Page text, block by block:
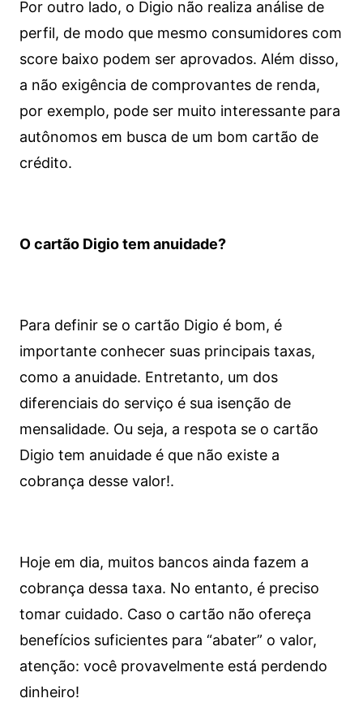
Por outro lado, o Digio não realiza análise de
perfil, de modo que mesmo consumidores com
score baixo podem ser aprovados. Além disso,
a não exigência de comprovantes de renda,
por exemplo, pode ser muito interessante para
autônomos em busca de um bom cartão de
crédito.
O cartão Digio tem anuidade?
Para definir se o cartão Digio é bom, é
importante conhecer suas principais taxas,
como a anuidade. Entretanto, um dos
diferenciais do serviço é sua isenção de
mensalidade. Ou seja, a respota se o cartão
Digio tem anuidade é que não existe a
cobrança desse valor!.
Hoje em dia, muitos bancos ainda fazem a
cobrança dessa taxa. No entanto, é preciso
tomar cuidado. Caso o cartão não ofereça
benefícios suficientes para “abater” o valor,
atenção: você provavelmente está perdendo
dinheiro!